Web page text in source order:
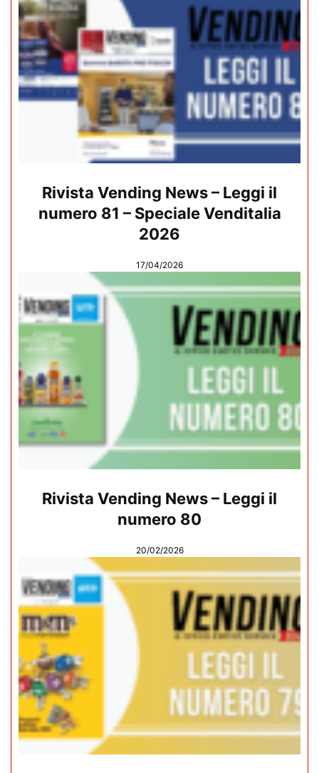
Rivista Vending News – Leggi il
numero 81 – Speciale Venditalia
2026
17/04/2026
Rivista Vending News – Leggi il
numero 80
20/02/2026